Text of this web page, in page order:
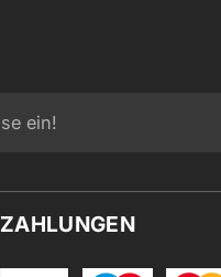
ZAHLUNGEN